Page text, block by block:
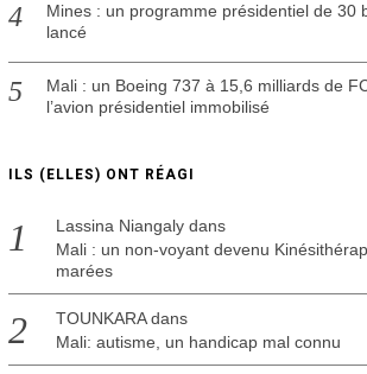
Mines : un programme présidentiel de 30
lancé
Mali : un Boeing 737 à 15,6 milliards de
l’avion présidentiel immobilisé
ILS (ELLES) ONT RÉAGI
Lassina Niangalydans
Mali : un non-voyant devenu
marées
TOUNKARAdans
Mali: autisme, un handicap mal connu